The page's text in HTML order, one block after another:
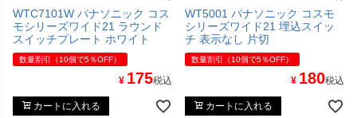
WTC7101W パナソニック コス
モシリーズワイド21 ラウンド
スイッチプレート ホワイト
数量割引（10個で5％OFF）
¥ 175税込
カートに入れる
WT5001 パナソニック コスモ
シリーズワイド21 埋込スイッ
チ 表示なし 片切
数量割引（10個で5％OFF）
¥ 180税込
カートに入れる